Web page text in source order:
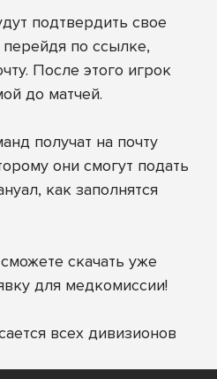
подтвердить свое
перейдя по ссылке,
После этого игрок
до матчей.
получат на почту
они смогут подать
как заполнятся
скачать уже
для медкомиссии!
всех дивизионов